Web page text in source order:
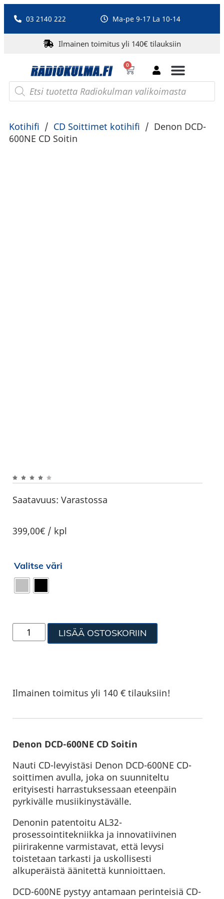
03 2140 222 Ma-pe 9-17 La 10-14
Ilmainen toimitus yli 140€ tilauksiin
0
Kotihifi / CD Soittimet kotihifi / Denon DCD-
600NE CD Soitin
Saatavuus: Varastossa
399,00€ / kpl
Valitse väri
LISÄÄ OSTOSKORIIN
Ilmainen toimitus yli 140 € tilauksiin!
Denon DCD-600NE CD Soitin
Nauti CD-levyistäsi Denon DCD-600NE CD-
soittimen avulla, joka on suunniteltu
erityisesti harrastuksessaan eteenpäin
pyrkivälle musiikinystävälle.
Denonin patentoitu AL32-
prosessointitekniikka ja innovatiivinen
piirirakenne varmistavat, että levysi
toistetaan tarkasti ja uskollisesti
alkuperäistä äänitettä kunnioittaen.
DCD-600NE pystyy antamaan perinteisiä CD-